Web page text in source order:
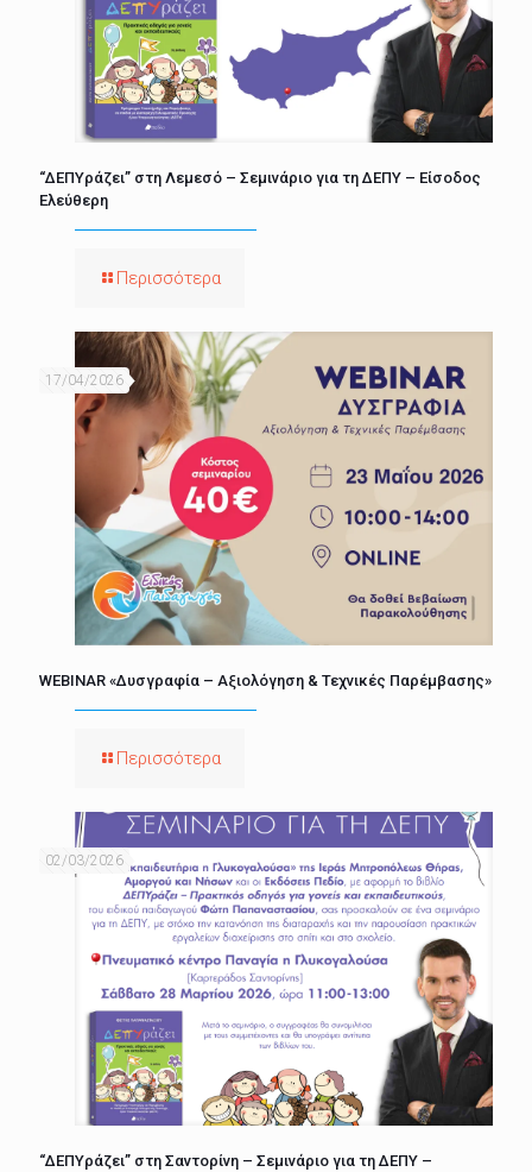
“ΔΕΠΥράζει” στη Λεμεσό – Σεμινάριο για τη ΔΕΠΥ – Είσοδος
Ελεύθερη
Περισσότερα
17/04/2026
WEBINAR «Δυσγραφία – Αξιολόγηση & Τεχνικές Παρέμβασης»
Περισσότερα
02/03/2026
“ΔΕΠΥράζει” στη Σαντορίνη – Σεμινάριο για τη ΔΕΠΥ –